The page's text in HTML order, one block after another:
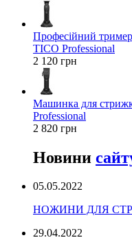
Професійний
TICO Professional
2 120 грн
Машинка для
Professional
2 820 грн
Новини
05.05.2022
НОЖИНИ ДЛЯ
29.04.2022